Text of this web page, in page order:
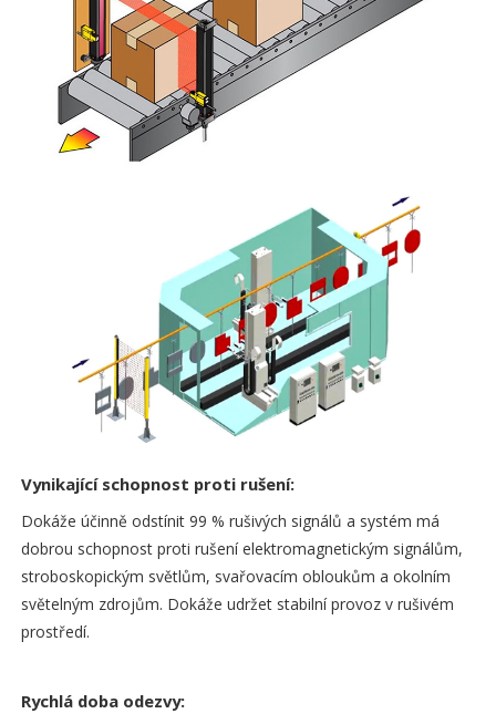
Vynikající schopnost proti rušení:
Dokáže účinně odstínit 99 % rušivých signálů a systém má
dobrou schopnost proti rušení elektromagnetickým signálům,
stroboskopickým světlům, svařovacím obloukům a okolním
světelným zdrojům. Dokáže udržet stabilní provoz v rušivém
prostředí.
Rychlá doba odezvy: